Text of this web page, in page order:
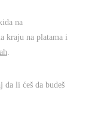
na
kraju na platama i
li ćeš da budeš